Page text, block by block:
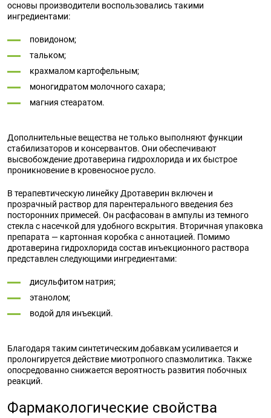
основы производители воспользовались такими
ингредиентами:
повидоном;
тальком;
крахмалом картофельным;
моногидратом молочного сахара;
магния стеаратом.
Дополнительные вещества не только выполняют функции
стабилизаторов и консервантов. Они обеспечивают
высвобождение дротаверина гидрохлорида и их быстрое
проникновение в кровеносное русло.
В терапевтическую линейку Дротаверин включен и
прозрачный раствор для парентерального введения без
посторонних примесей. Он расфасован в ампулы из темного
стекла с насечкой для удобного вскрытия. Вторичная упаковка
препарата — картонная коробка с аннотацией. Помимо
дротаверина гидрохлорида состав инъекционного раствора
представлен следующими ингредиентами:
дисульфитом натрия;
этанолом;
водой для инъекций.
Благодаря таким синтетическим добавкам усиливается и
пролонгируется действие миотропного спазмолитика. Также
опосредованно снижается вероятность развития побочных
реакций.
Фармакологические свойства